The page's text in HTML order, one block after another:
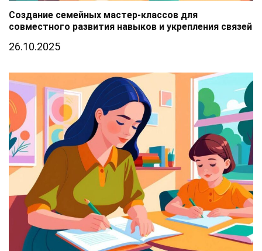
Создание семейных мастер-классов для
совместного развития навыков и укрепления связей
26.10.2025